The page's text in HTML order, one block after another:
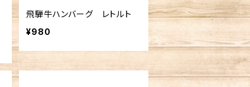
飛騨牛ハンバーグ レトルト
¥980